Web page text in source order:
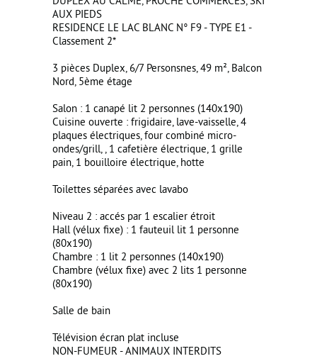
AUX PIEDS
RESIDENCE LE LAC BLANC N° F9 - TYPE E1 -
Classement 2*
3 pièces Duplex, 6/7 Personsnes, 49 m², Balcon
Nord, 5ème étage
Salon : 1 canapé lit 2 personnes (140x190)
Cuisine ouverte : frigidaire, lave-vaisselle, 4
plaques électriques, four combiné micro-
ondes/grill, , 1 cafetière électrique, 1 grille
pain, 1 bouilloire électrique, hotte
Toilettes séparées avec lavabo
Niveau 2 : accés par 1 escalier étroit
Hall (vélux fixe) : 1 fauteuil lit 1 personne
(80x190)
Chambre : 1 lit 2 personnes (140x190)
Chambre (vélux fixe) avec 2 lits 1 personne
(80x190)
Salle de bain
Télévision écran plat incluse
NON-FUMEUR - ANIMAUX INTERDITS